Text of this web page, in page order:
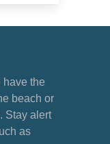
have the
beach or
Stay alert
as